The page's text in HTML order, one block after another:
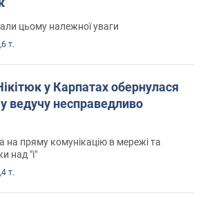
цьому належної уваги
т.
у Карпатах обернулася
ведучу несправедливо
на пряму комунікацію в мережі та
над "і"
т.